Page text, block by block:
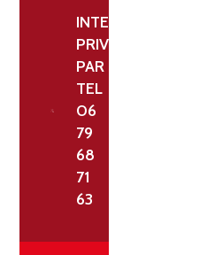
INTERLOCUTEUR
PRIVILÉGIÉ
PAR
TEL
06
79
68
71
63